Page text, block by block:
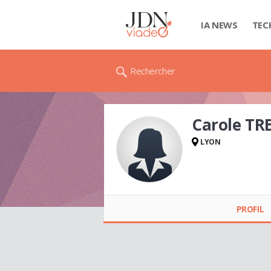
IA NEWS
Rechercher
Carole
LYON
PROFIL